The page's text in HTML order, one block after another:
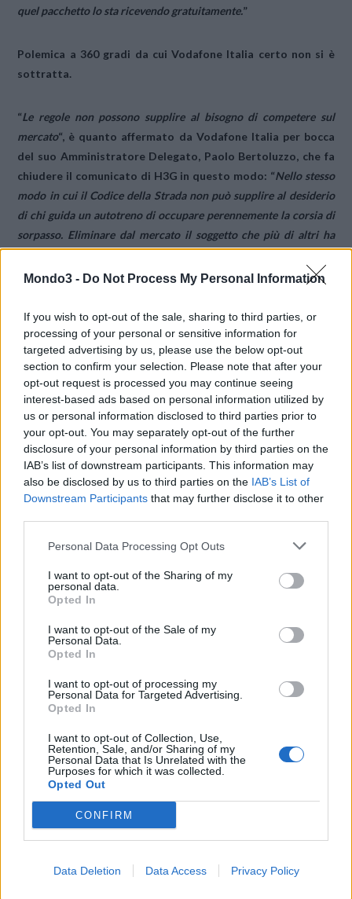
Mondo3 - Do Not Process My Personal Information
If you wish to opt-out of the sale, sharing to third parties, or
processing of your personal or sensitive information for
targeted advertising by us, please use the below opt-out
section to confirm your selection. Please note that after your
opt-out request is processed you may continue seeing
interest-based ads based on personal information utilized by
us or personal information disclosed to third parties prior to
your opt-out. You may separately opt-out of the further
disclosure of your personal information by third parties on the
IAB’s list of downstream participants. This information may
also be disclosed by us to third parties on the IAB’s List of
Downstream Participants that may further disclose it to other
Personal Data Processing Opt Outs
I want to opt-out of the Sharing of my
personal data.
Opted In
I want to opt-out of the Sale of my
Personal Data.
Opted In
I want to opt-out of processing my
Personal Data for Targeted Advertising.
Opted In
I want to opt-out of Collection, Use,
Retention, Sale, and/or Sharing of my
Personal Data that Is Unrelated with the
Purposes for which it was collected.
Opted Out
CONFIRM
Data Deletion Data Access Privacy Policy
quel pacchetto lo sta ricevendo gratuitamente.”
Polemica a 360 gradi da cui Vodafone Italia certo non si è
sottratta.
“Le regole non possono supplire al bisogno di competere sul
mercato“, è quanto affermato da Vodafone Italia per bocca
del suo Amministratore Delegato, Paolo Bertoluzzo, che fa
chiudere il comunicato di H3G in questo modo: “Nello stesso
modo in cui il Codice della Strada non può supplire al desiderio
di chi guida un autotreno di occupare perennemente la corsia di
sorpasso. Eliminare dal mercato il soggetto che più di altri ha
fatto innovazione nelle tlc mobili in Italia negli ultimi 5 anni lungi
“dallo sviluppare l’industria e far crescere sempre più i servizi
Quanto questo sia positivo per i consumatori si può facilmente
intuire.”
Botta e risposta, la parola ora all’Ag.Com. Ovviamente
Commissione Europea, permettendo. La bagarre ormai è
aperta e la riduzione dei costi di interconnessione ha aperto
il vaso di Pandora della concorrenza nella telefonia mobile
italiana.
CONDIVIDI QUESTO ARTICOLO:
E-mail LinkedIn Facebook
WhatsApp
LE MIGLIORI OFFERTE AMAZON